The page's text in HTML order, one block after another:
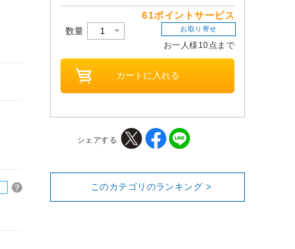
61ポイントサービス
数量 お取り寄せ
お一人様10点まで
シェアする
このカテゴリのランキング >